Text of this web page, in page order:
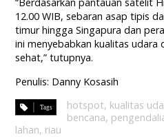
12.00 WIB, sebaran asap tipis
timur hingga Singapura dan
ini menyebabkan kualitas udara
sehat,” tutupnya.
Penulis: Danny Kosasih
hotspot, kualitas
bencana,
lahan, riau